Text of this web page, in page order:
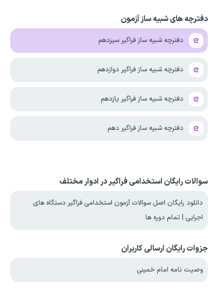
دفترچه های شبیه ساز آزمون
دفترچه شبیه ساز فراگیر سیزدهم
دفترچه شبیه ساز فراگیر دوازدهم
دفترچه شبیه ساز فراگیر یازدهم
دفترچه شبیه ساز فراگیر دهم
سوالات رایگان استخدامی فراگیر در ادوار مختلف
دانلود رایگان اصل سوالات آزمون استخدامی فراگیر دستگاه های
اجرایی | تمام دوره ها
جزوات رایگان ارسالی کاربران
وصیت نامه امام خمینی